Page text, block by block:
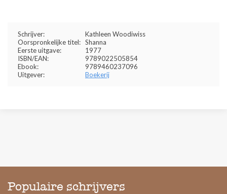
Schrijver:
Kathleen Woodiwiss
Oorspronkelijke titel: Shanna
Eerste uitgave:
1977
ISBN/EAN:
9789022505854
Ebook:
9789460237096
Uitgever:
Boekerij
Populaire schrijvers